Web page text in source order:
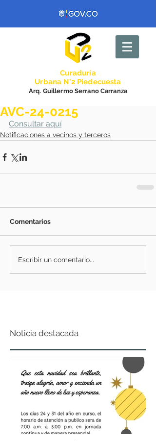
Curaduría
Urbana N°2 Piedecuesta
Arq. Guillermo Serrano Carranza
AVC-24-0215
Consultar aquí
Notificaciones a vecinos y terceros
Comentarios
Escribir un comentario...
Noticia destacada